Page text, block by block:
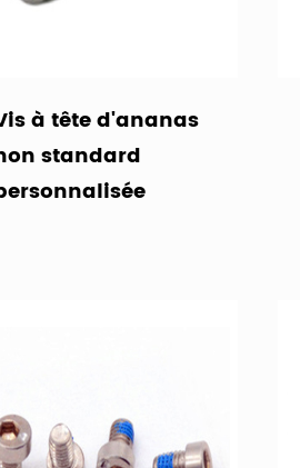
à tête d'ananas
standard